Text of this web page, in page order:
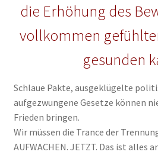
die Erhöhung des
vollkommen
gesunden
Schlaue Pakte, ausgeklügelte
aufgezwungene Gesetze können
Frieden bringen.
Wir müssen die Trance der
AUFWACHEN. JETZT. Das ist alles